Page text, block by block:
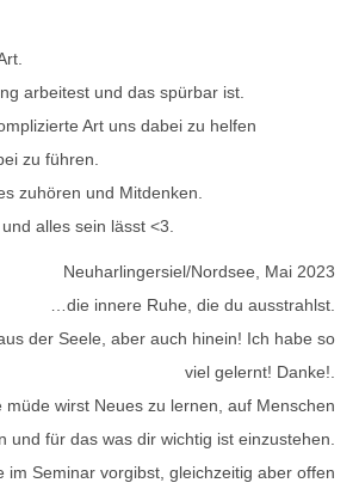
arbeitest und das spürbar ist.
Art uns dabei zu helfen
zu führen.
zuhören und Mitdenken.
alles sein lässt <3.
Neuharlingersiel/Nordsee, Mai 2023
…die innere Ruhe, die du ausstrahlst.
der Seele, aber auch hinein! Ich habe so
viel gelernt! Danke!.
wirst Neues zu lernen, auf Menschen
und für das was dir wichtig ist einzustehen.
Seminar vorgibst, gleichzeitig aber offen